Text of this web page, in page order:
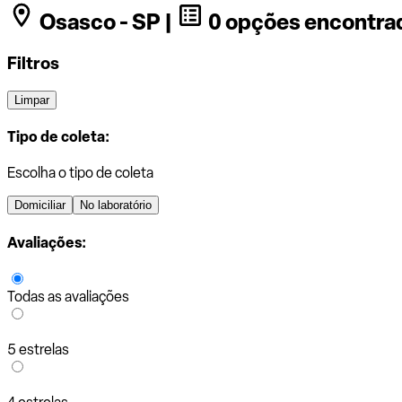
Osasco - SP | 0 opções
Filtros
Limpar
Tipo de coleta:
Escolha o tipo de coleta
Domiciliar No laboratório
Avaliações:
Todas as avaliações
5 estrelas